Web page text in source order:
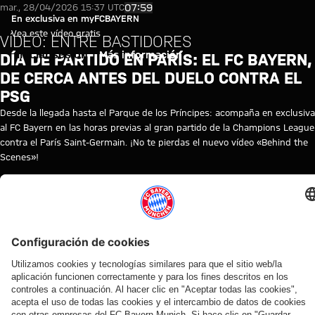
Vídeo: Entre bastidores del
Reproducir vídeo
En exclusiva en myFCBAYERN
Vea este vídeo gratis
Iniciar sesión Más información
mar., 28/04/2026 15:37 UTC07:59
VÍDEO: ENTRE BASTIDORES
DÍA DE PARTIDO EN PARÍS: EL FC BAYERN,
DE CERCA ANTES DEL DUELO CONTRA EL
PSG
Desde la llegada hasta el Parque de los Príncipes: acompaña en exclusiva
al FC Bayern en las horas previas al gran partido de la Champions League
contra el París Saint-Germain. ¡No te pierdas el nuevo vídeo «Behind the
Scenes»!
FC
TV
PRIMERMYFCBAYERN
LIGA
CAMPEONES
PARIS
GERMAIN
VÍDEOS RELACIONADOS
Vídeo
EN
Vídeo
VÍDEO
Vídeo
VÍDEO
Vídeo
AUDI
Vídeo
VÍDEO
Vídeo
EN
Vídeo
VÍDEO
Vídeo
PRETEMPORADA